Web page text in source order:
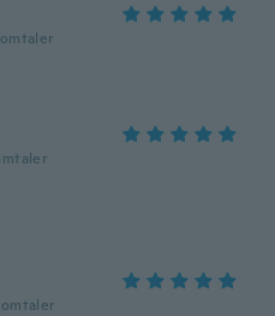
omtaler
omtaler